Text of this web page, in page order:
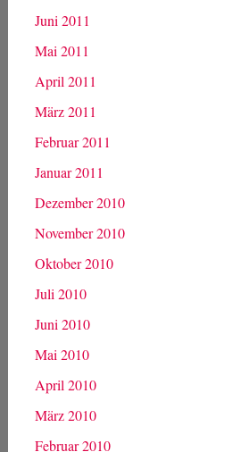
Juni 2011
Mai 2011
April 2011
März 2011
Februar 2011
Januar 2011
Dezember 2010
November 2010
Oktober 2010
Juli 2010
Juni 2010
Mai 2010
April 2010
März 2010
Februar 2010